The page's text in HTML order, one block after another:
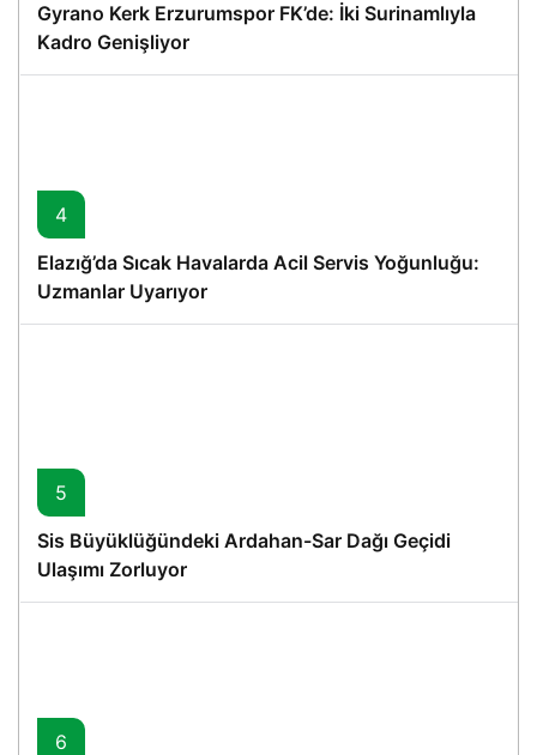
Gyrano Kerk Erzurumspor FK’de: İki Surinamlıyla
Kadro Genişliyor
4
Elazığ’da Sıcak Havalarda Acil Servis Yoğunluğu:
Uzmanlar Uyarıyor
5
Sis Büyüklüğündeki Ardahan-Sar Dağı Geçidi
Ulaşımı Zorluyor
6